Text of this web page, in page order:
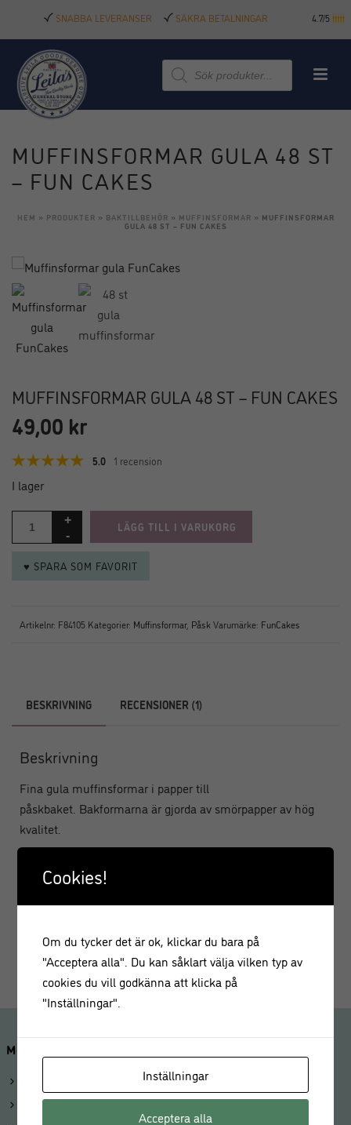
SNABBA LEVERANSER SÄKRA BETALNINGAR 4.7/5
Produktsökning
MUFFINSFORMAR GULA 48 ST
– FUN CAKES
HEM » PRODUKTER » BAKTILLBEHÖR » MUFFINSFORMAR » MUFFINSFORMAR
GULA 48 ST – FUN CAKES
MUFFINSFORMAR GULA 48 ST – FUN CAKES
49,00 kr
5.0 1 recension
I lager
LÄGG TILL I VARUKORG
♥ SPARA SOM FAVORIT
Artikelnr: F84105 Kategorier: Muffinsformar, PåskVarumärke: FunCakes
BESKRIVNING RECENSIONER (1)
Beskrivning
Fina gula muffinsformar i papper till
påskbaket. Bakformarna är gjorda av smörpapper av hög
kvalitet.
hög.
Använd bakformarna i kombination med en
Innehåll: 48 bakformar.
MINA SIDOR
Mitt konto
Cookies!
Om du tycker det är ok, klickar du bara på
"Acceptera alla". Du kan såklart välja vilken typ av
cookies du vill godkänna att klicka på
"Inställningar".
Inställningar
Acceptera alla